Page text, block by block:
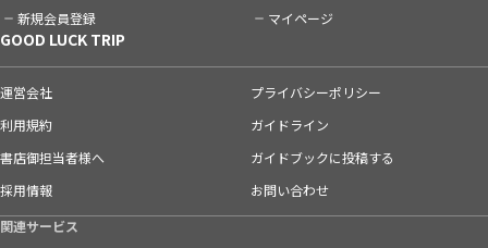
新規会員登録 マイページ
GOOD LUCK TRIP
運営会社
プライバシーポリシー
利用規約
ガイドライン
書店御担当者様へ
ガイドブックに投稿する
採用情報
お問い合わせ
関連サービス